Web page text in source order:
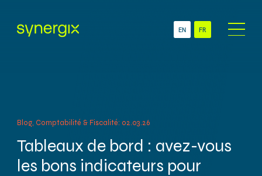
Comptabilité & Gestion
Administration RH &
Gestion des salaires
Succursales & Filiales
EN FR
Blog, Comptabilité & Fiscalité: 02.03.26
Tableaux de bord : avez-vous
les bons indicateurs pour